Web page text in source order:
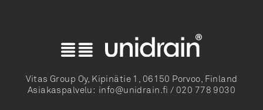
Svenska
Deutsch
Vitas Group Oy, Kipinätie 1, 06150 Porvoo, Finland
Asiakaspalvelu: info@unidrain.fi / 020 778 9030